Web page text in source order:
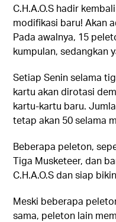
C.H.A.O.S hadir
modifikasi baru! Akan
Pada awalnya, 15
kumpulan, sedangkan
Setiap Senin selama
kartu akan dirotasi
kartu-kartu baru.
tetap akan 50 selama
Beberapa peleton,
Tiga Musketeer, dan
C.H.A.O.S dan siap
Meski beberapa
sama, peleton lain